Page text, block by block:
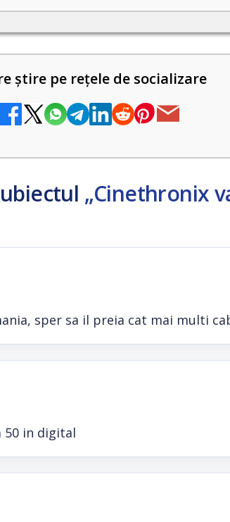
știre pe rețele de socializare
„Cinethronix
sper sa il preia cat mai multi
50 in digital